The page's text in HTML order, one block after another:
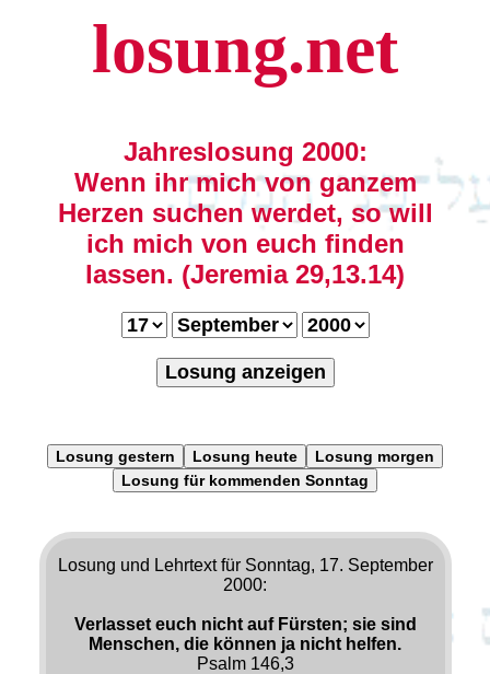
losung.net
Jahreslosung 2000:
Wenn ihr mich von ganzem
Herzen suchen werdet, so will
ich mich von euch finden
lassen. (Jeremia 29,13.14)
Losung anzeigen
Losung gestern Losung heute
Losung morgen
Losung für kommenden Sonntag
Losung und Lehrtext für Sonntag, 17. September
2000:
Verlasset euch nicht auf Fürsten; sie sind
Menschen, die können ja nicht helfen.
Psalm 146,3